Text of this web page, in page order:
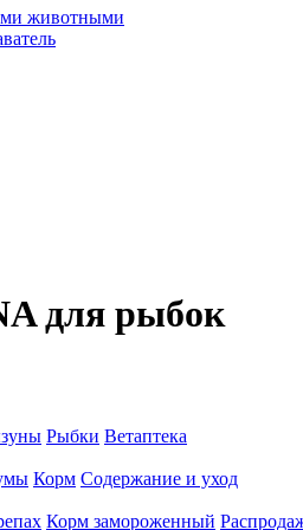
животными
для рыбок
Рыбки Ветаптека
Корм Содержание и уход
Корм замороженный